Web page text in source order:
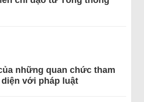
những quan chức tham
với pháp luật